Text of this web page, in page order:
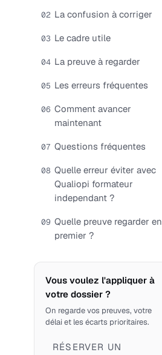
02 La confusion à corriger
03 Le cadre utile
04 La preuve à regarder
05 Les erreurs fréquentes
06 Comment avancer
maintenant
07 Questions fréquentes
08 Quelle erreur éviter avec
Qualiopi formateur
independant ?
09 Quelle preuve regarder en
premier ?
Vous voulez l'appliquer à
votre dossier ?
On regarde vos preuves, votre
délai et les écarts prioritaires.
RÉSERVER UN